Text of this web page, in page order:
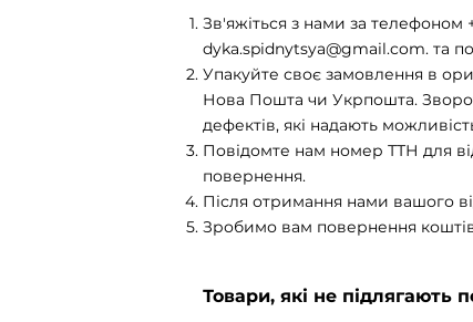
Зв'яжіться з нами за телефоном
dyka.spidnytsya@gmail.com. та
Упакуйте своє замовлення в
Нова Пошта чи Укрпошта.
дефектів, які надають
Повідомте нам номер ТТН для
повернення.
Після отримання нами вашого
Зробимо вам повернення
Товари, які не підлягають